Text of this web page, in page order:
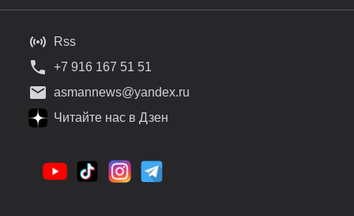
Rss
+7 916 167 51 51
asmannews@yandex.ru
Читайте нас в Дзен